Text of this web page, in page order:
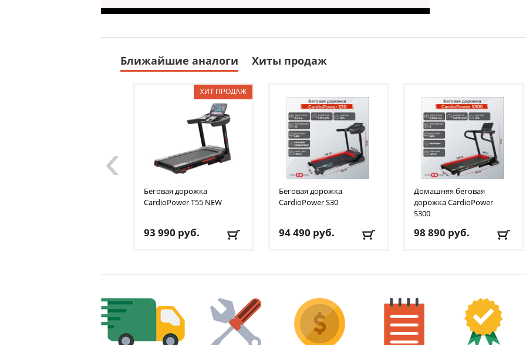
Ближайшие аналоги Хиты продаж
Беговая дорожка
CardioPowerT55 NEW
93 990 руб.
3.5 л.с.
Регулировка угла
наклона: автоматическая
Доставка:
БЕСПЛАТНО
Беговая дорожка
CardioPowerS30
94 490 руб.
Длина бегового
полотна
: 140 см
Доставка:БЕСПЛАТНО
Домашняя беговая
дорожка CardioPower
S300
98 890 руб.
л.с.
Регулировка угла
наклона
: автоматическая
Доставка:
БЕСПЛАТНО
‹